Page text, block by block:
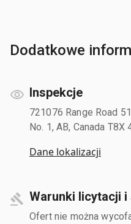
Dodatkowe
Inspekcje
721076 Range Road
No. 1, AB, Canada T8X
Dane lokalizacji
Warunki licytacji i
Ofert nie można